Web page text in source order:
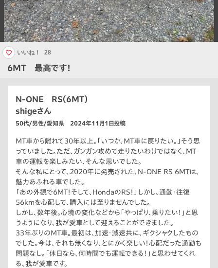
6MT 最高です！
いいね！ 28
N-ONE RS（6MT）
shigeさん
50代/男性/愛知県 2024年11月1日投稿
MT車から離れて30年以上。「いつか、MT車に戻りたい。」そう思
っていました。ただ、ガンガン攻めて走りたいわけではなく、MT
車の運転を楽しみたい、そんな思いでした。
そんな私にとって、2020年に発売された、N-ONE RS 6MTは、
魅力あふれる車でした。
「あの外観で6MT！そして、HondaのRS！」しかし、通勤・往復
56kmを心配して、購入には至りませんでした。
しかし、数年後。心境の変化などから「やっぱり、乗りたい！」と思
うようになり、我が愛車として迎えることができました。
33年ぶりのMT車。最初は、加速・減速共に、ギクシャクしたもの
でした。今は、それも無くなり、とにかく楽しい！心配だった通勤も
問題なし。「休日なら、何時間でも運転できる！」と思わせてくれ
る、我が愛車です。